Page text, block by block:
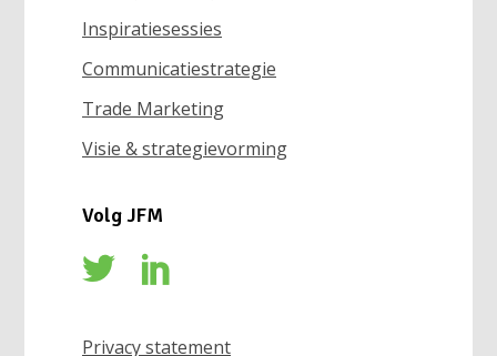
Inspiratiesessies
Communicatiestrategie
Trade Marketing
Visie & strategievorming
Volg JFM
Privacy statement